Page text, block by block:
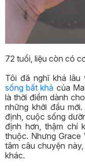
72 tuổi, liệu còn có
Tôi đã nghĩ khá
sống bất khả của
là thời điểm dành
những khởi đầu
định, cuộc sống
định hơn, thậm chí
thuộc. Nhưng Grace
tâm câu chuyện
khác.